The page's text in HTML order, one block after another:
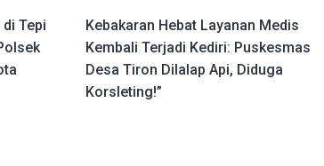
Tepi
Kebakaran Hebat Layanan Medis
Kembali Terjadi Kediri: Puskesmas
Desa Tiron Dilalap Api, Diduga
Korsleting!”